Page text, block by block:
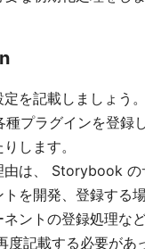
を記載しましょう。
プラグインを登録
します。
由は、 Storybook の
を開発、登録する
ントの登録処理な
度記載する必要があ